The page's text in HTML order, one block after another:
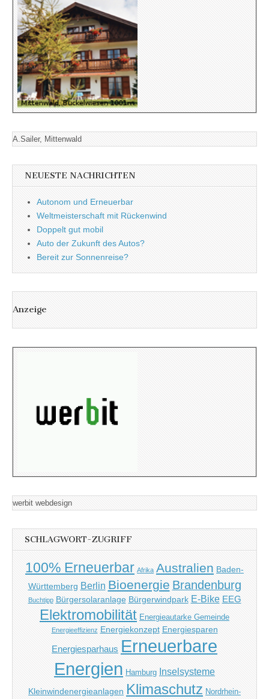
A.Sailer, Mittenwald
NEUESTE NACHRICHTEN
Autonom und Erneuerbar
Weltmeisterschaft mit Rückenwind
Doppelt gut mobil
Auto der Zukunft des Autos?
Bereit zur Sonnenreise?
Anzeige
werbit webdesign
SCHLAGWORT-ZUGRIFF
100% Erneuerbar Afrika Australien Baden-
Württemberg Berlin Bioenergie Brandenburg
Buchtipp Bürgersolaranlage Bürgerwindpark E-Bike EEG
Elektromobilität Energieautarke Gemeinde
Energieeffizienz Energiekonzept Energiesparen
Energiesparhaus Erneuerbare
Energien Hamburg Inselsysteme
Kleinwindenergieanlagen Klimaschutz Nordrhein-